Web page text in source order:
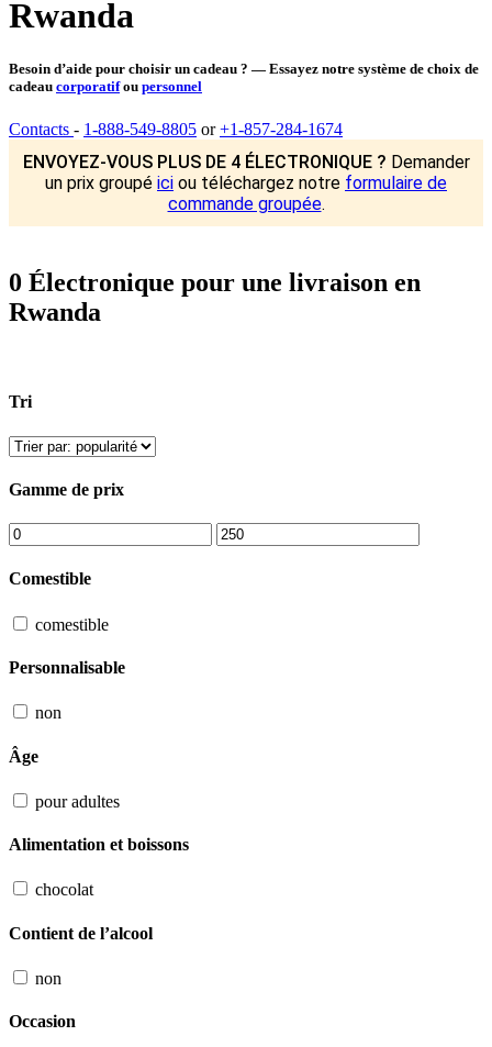
Rwanda
Besoin d’aide pour choisir un cadeau ? — Essayez notre système de choix de
cadeau corporatifou personnel
Contacts - 1-888-549-8805 or+1-857-284-1674
ENVOYEZ-VOUS PLUS DE 4 ÉLECTRONIQUE ? Demander
un prix groupé ici ou téléchargez notre formulaire de
commande groupée.
0 Électronique pour une livraison en
Rwanda
Tri
Gamme de prix
Comestible
comestible
Personnalisable
non
Âge
pour adultes
Alimentation et boissons
chocolat
Contient de l’alcool
non
Occasion